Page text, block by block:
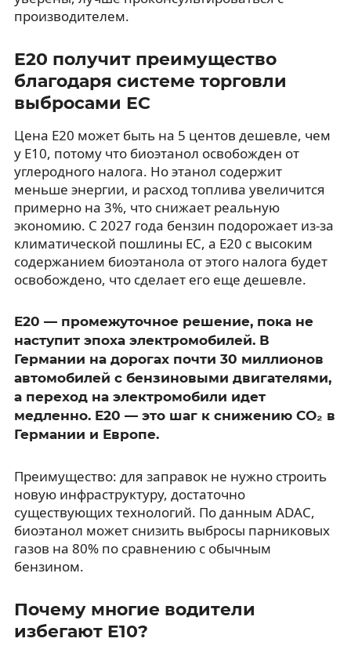
производителем.
E20 получит преимущество
благодаря системе торговли
выбросами ЕС
Цена E20 может быть на 5 центов дешевле, чем
у E10, потому что биоэтанол освобожден от
углеродного налога. Но этанол содержит
меньше энергии, и расход топлива увеличится
примерно на 3%, что снижает реальную
экономию. С 2027 года бензин подорожает из-за
климатической пошлины ЕС, а E20 с высоким
содержанием биоэтанола от этого налога будет
освобождено, что сделает его еще дешевле.
E20 — промежуточное решение, пока не
наступит эпоха электромобилей. В
Германии на дорогах почти 30 миллионов
автомобилей с бензиновыми двигателями,
а переход на электромобили идет
медленно. E20 — это шаг к снижению CO₂ в
Германии и Европе.
Преимущество: для заправок не нужно строить
новую инфраструктуру, достаточно
существующих технологий. По данным ADAC,
биоэтанол может снизить выбросы парниковых
газов на 80% по сравнению с обычным
бензином.
Почему многие водители
избегают E10?